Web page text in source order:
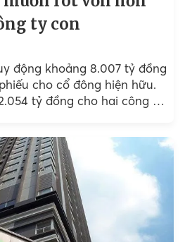
ty con
động khoảng 8.007 tỷ đồng
cho cổ đông hiện hữu.
tỷ đồng cho hai công ty